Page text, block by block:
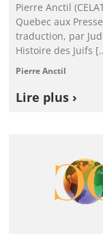
Pierre Anctil
Quebec aux
traduction, par
Histoire des Juifs
Pierre Anctil
Lire plus ›